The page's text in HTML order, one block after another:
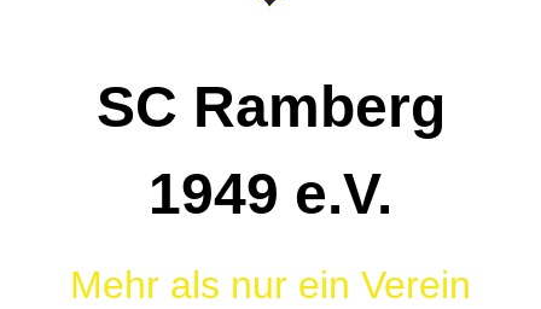
SC Ramberg
1949 e.V.
Mehr als nur ein Verein